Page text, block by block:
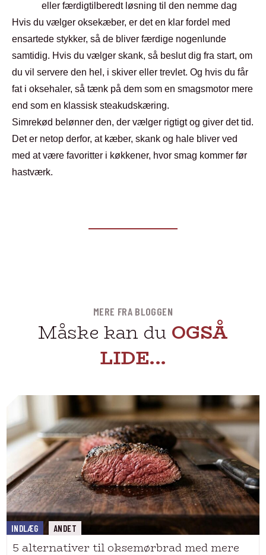
eller færdigtilberedt løsning til den nemme dag
Hvis du vælger oksekæber, er det en klar fordel med
ensartede stykker, så de bliver færdige nogenlunde
samtidig. Hvis du vælger skank, så beslut dig fra start, om
du vil servere den hel, i skiver eller trevlet. Og hvis du får
fat i oksehaler, så tænk på dem som en smagsmotor mere
end som en klassisk steakudskæring.
Simrekød belønner den, der vælger rigtigt og giver det tid.
Det er netop derfor, at kæber, skank og hale bliver ved
med at være favoritter i køkkener, hvor smag kommer før
hastværk.
MERE FRA BLOGGEN
Måske kan du OGSÅ
LIDE...
INDLÆG ANDET
5 alternativer til oksemørbrad med mere